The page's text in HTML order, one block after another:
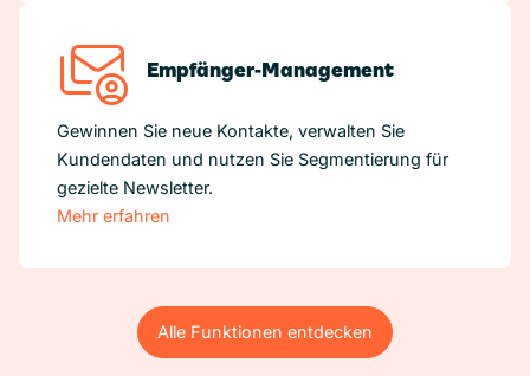
Empfänger-Management
Gewinnen Sie neue Kontakte, verwalten Sie
Kundendaten und nutzen Sie Segmentierung für
gezielte Newsletter.
Mehr erfahren
Alle Funktionen entdecken
Alle Funktionen entdecken